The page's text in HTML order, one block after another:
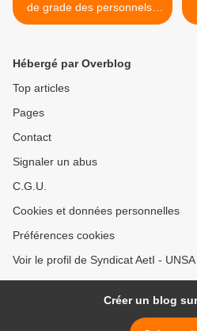
de grade des personnels -
catégorie C - 2013.
Hébergé par Overblog
Top articles
Pages
Contact
Signaler un abus
C.G.U.
Cookies et données personnelles
Préférences cookies
Voir le profil de Syndicat AetI -
Créer un blog